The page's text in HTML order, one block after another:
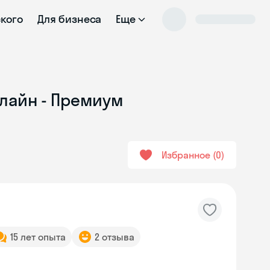
Для бизнеса Еще
- Премиум
Избранное 0
15 лет опыта 2 отзыва